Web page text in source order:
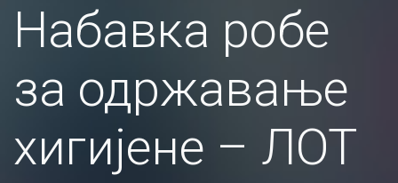
Набавка робе
за одржавање
хигијене – ЛОТ